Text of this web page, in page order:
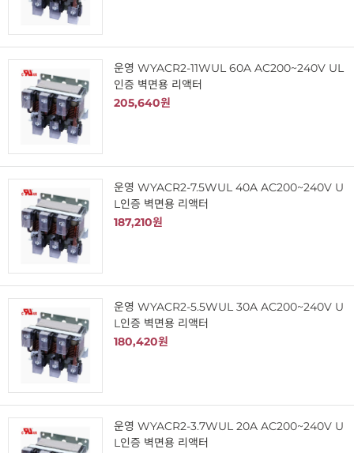
운영 WYACR2-11WUL 60A AC200~240V UL
인증 벽면용 리액터
205,640원
운영 WYACR2-7.5WUL 40A AC200~240V U
L인증 벽면용 리액터
187,210원
운영 WYACR2-5.5WUL 30A AC200~240V U
L인증 벽면용 리액터
180,420원
운영 WYACR2-3.7WUL 20A AC200~240V U
L인증 벽면용 리액터